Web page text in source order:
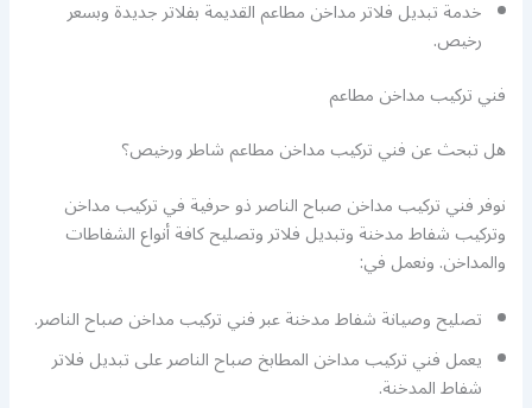
خدمة تبديل فلاتر مداخن مطاعم القديمة بفلاتر جديدة وبسعر
رخيص.
فني تركيب مداخن مطاعم
هل تبحث عن فني تركيب مداخن مطاعم شاطر ورخيص؟
نوفر فني تركيب مداخن صباح الناصر ذو حرفية في تركيب مداخن
وتركيب شفاط مدخنة وتبديل فلاتر وتصليح كافة أنواع الشفاطات
والمداخن. ونعمل في:
تصليح وصيانة شفاط مدخنة عبر فني تركيب مداخن صباح الناصر.
يعمل فني تركيب مداخن المطابخ صباح الناصر على تبديل فلاتر
شفاط المدخنة.